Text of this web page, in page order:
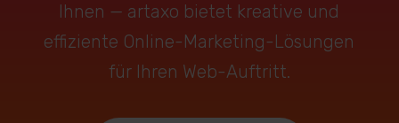
Ihnen — artaxo bietet kreative und
effiziente Online-Marketing-Lösungen
für Ihren Web-Auftritt.